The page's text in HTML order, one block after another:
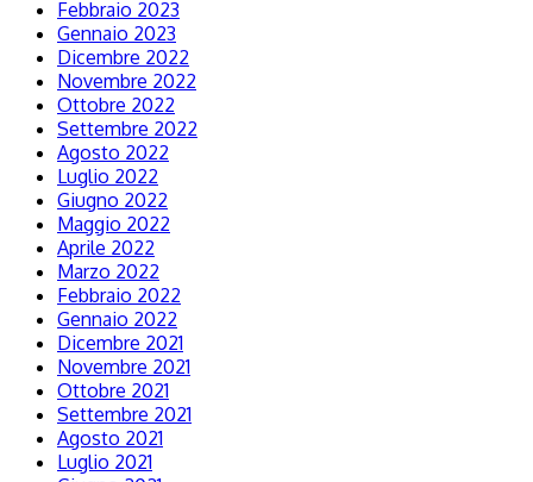
Febbraio 2023
Gennaio 2023
Dicembre 2022
Novembre 2022
Ottobre 2022
Settembre 2022
Agosto 2022
Luglio 2022
Giugno 2022
Maggio 2022
Aprile 2022
Marzo 2022
Febbraio 2022
Gennaio 2022
Dicembre 2021
Novembre 2021
Ottobre 2021
Settembre 2021
Agosto 2021
Luglio 2021